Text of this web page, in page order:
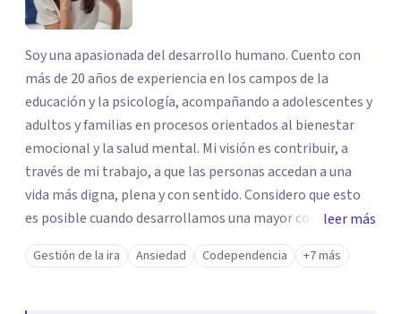
Soy una apasionada del desarrollo humano. Cuento con
más de 20 años de experiencia en los campos de la
educación y la psicología, acompañando a adolescentes y
adultos y familias en procesos orientados al bienestar
emocional y la salud mental. Mi visión es contribuir, a
través de mi trabajo, a que las personas accedan a una
vida más digna, plena y con sentido. Considero que esto
es posible cuando desarrollamos una mayor conciencia
de nuestro mundo interior y de la manera en que nuestras
experiencias influyen en nuestra forma de sentir, pensar y
leer más
Gestión de la ira Ansiedad Codependencia +7 más